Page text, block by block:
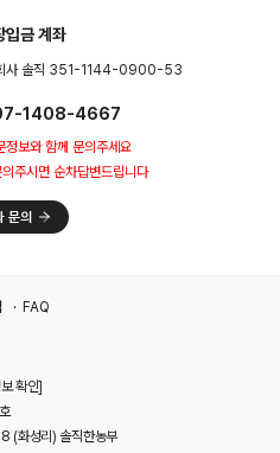
입금 계좌
회사 솔직 351-1144-0900-53
1408-4667
정보와 함께 문의주세요
주시면 순차답변드립니다
FAQ
확인]
(화성리) 솔직한농부